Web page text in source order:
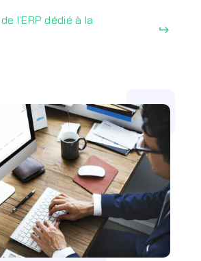
l’ERP dédié à la
keyboard_return